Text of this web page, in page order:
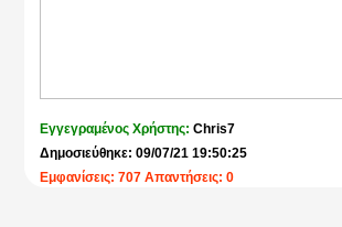
Εγγεγραμένος Χρήστης:Chris7
Δημοσιεύθηκε: 09/07/21 19:50:25
Εμφανίσεις: 707 Απαντήσεις: 0